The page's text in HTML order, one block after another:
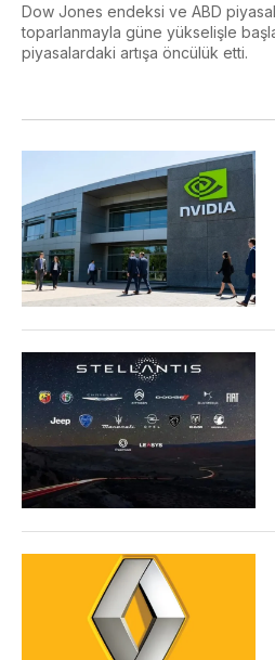
Dow Jones endeksi ve ABD
toparlanmayla güne yükselişle
piyasalardaki artışa öncülük etti.